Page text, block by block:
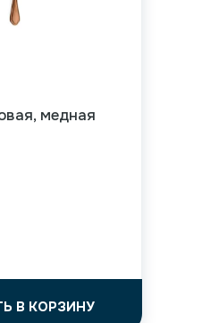
медная
В КОРЗИНУ